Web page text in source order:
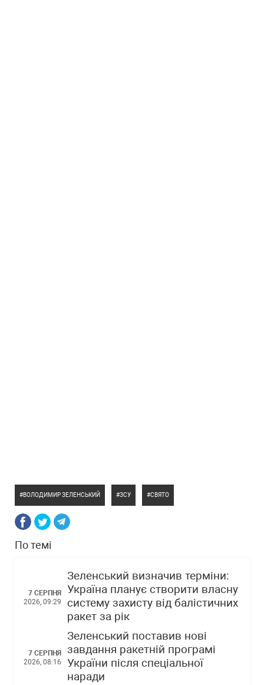
ВОЛОДИМИР ЗЕЛЕНСЬКИЙ ЗСУ СВЯТО
По темі
7 СЕРПНЯ
2026, 09:29
Зеленський визначив терміни:
Україна планує створити власну
систему захисту від балістичних
ракет за рік
7 СЕРПНЯ
2026, 08:16
Зеленський поставив нові
завдання ракетній програмі
України після спеціальної
наради